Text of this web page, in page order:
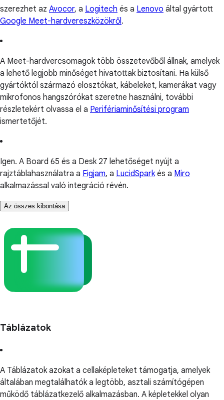
szerezhet az Avocor, a Logitech és a Lenovo által gyártott
Google Meet-hardvereszközökről .
A Meet-hardvercsomagok több összetevőből állnak, amelyek
a lehető legjobb minőséget hivatottak biztosítani. Ha külső
gyártóktól származó elosztókat, kábeleket, kamerákat vagy
mikrofonos hangszórókat szeretne használni, további
részletekért olvassa el a Perifériaminősítési program
ismertetőjét.
Igen. A Board 65 és a Desk 27 lehetőséget nyújt a
rajztáblahasználatra a Figjam, a LucidSparkés a Miro
alkalmazással való integráció révén.
Az összes kibontása
Táblázatok
A Táblázatok azokat a cellaképleteket támogatja, amelyek
általában megtalálhatók a legtöbb, asztali számítógépen
működő táblázatkezelő alkalmazásban. A képletekkel olyan